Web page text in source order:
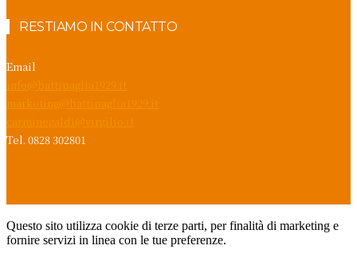
RESTIAMO IN CONTATTO
Email
Tel. 0828 302801
Questo sito utilizza cookie di terze parti, per finalità di marketing e
fornire servizi in linea con le tue preferenze.